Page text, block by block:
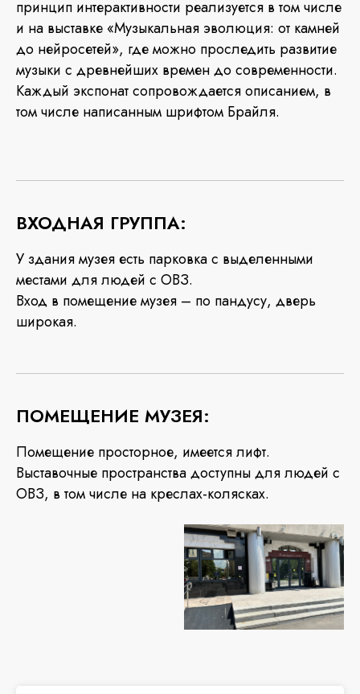
принцип интерактивности реализуется в том числе
и на выставке «Музыкальная эволюция: от камней
до нейросетей», где можно проследить развитие
музыки с древнейших времен до современности.
Каждый экспонат сопровождается описанием, в
том числе написанным шрифтом Брайля.
ВХОДНАЯ ГРУППА:
У здания музея есть парковка с выделенными
местами для людей с ОВЗ.
Вход в помещение музея – по пандусу, дверь
широкая.
ПОМЕЩЕНИЕ МУЗЕЯ:
Помещение просторное, имеется лифт.
Выставочные пространства доступны для людей с
ОВЗ, в том числе на креслах-колясках.